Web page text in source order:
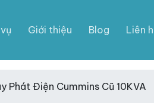
Giới thiệu Blog Liên
Phát Điện Cummins Cũ 10KVA